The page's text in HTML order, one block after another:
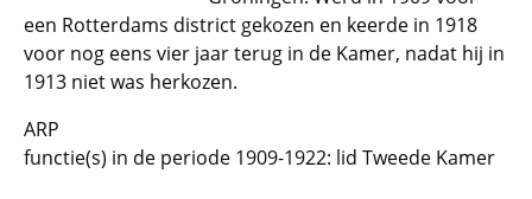
een Rotterdams district gekozen en keerde in 1918
voor nog eens vier jaar terug in de Kamer, nadat hij in
1913 niet was herkozen.
ARP
functie(s) in de periode 1909-1922: lid Tweede Kamer